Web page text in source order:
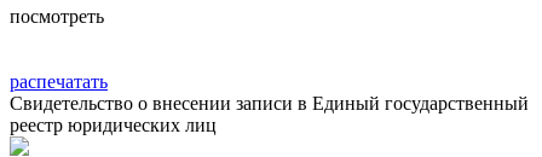
посмотреть
распечатать
Свидетельство о внесении записи в Единый государственный
реестр юридических лиц